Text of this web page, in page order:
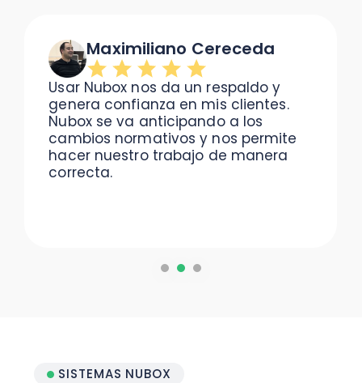
Maximiliano Cereceda
Usar Nubox nos da un respaldo y
genera confianza en mis clientes.
Nubox se va anticipando a los
cambios normativos y nos permite
hacer nuestro trabajo de manera
correcta.
SISTEMAS NUBOX